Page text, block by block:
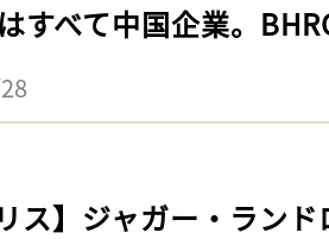
すべて中国企業。
リス】ジャガー・ラン